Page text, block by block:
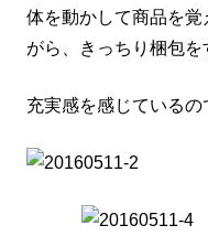
体を動かして商品を
がら、きっちり梱包を
充実感を感じている